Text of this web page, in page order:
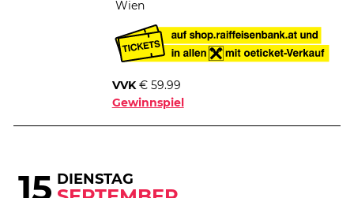
Wien
VVK€ 59.99
Gewinnspiel
15 DIENSTAG